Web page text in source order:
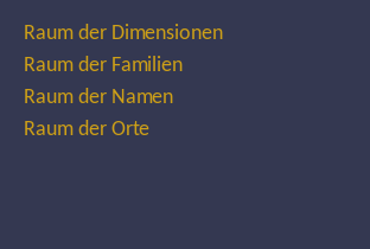
Raum der Dimensionen
Raum der Familien
Raum der Namen
Raum der Orte